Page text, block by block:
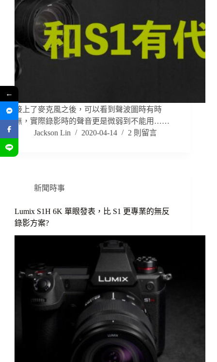
接上了麥克風之後，可以看到聲波圖時有時
無，實際錄影時的聲音更是微弱到不能用……
Jackson Lin
2020-04-14 2 則留言
新聞時事
Lumix S1H 6K 單眼發表，比 S1 更專業的無反
錄影方案?
←